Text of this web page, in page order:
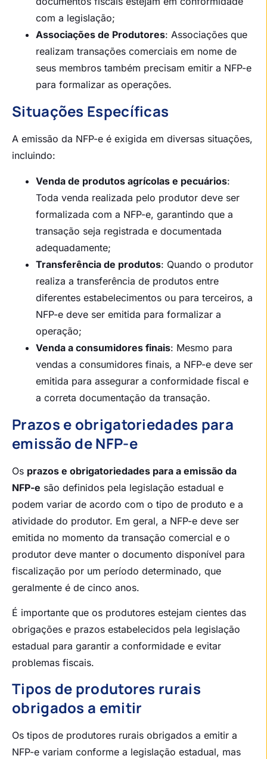
com a legislação;
Associações de Produtores: Associações que
realizam transações comerciais em nome de
seus membros também precisam emitir a NFP-e
para formalizar as operações.
Situações Específicas
A emissão da NFP-e é exigida em diversas situações,
incluindo:
Venda de produtos agrícolas e pecuários:
Toda venda realizada pelo produtor deve ser
formalizada com a NFP-e, garantindo que a
transação seja registrada e documentada
adequadamente;
Transferência de produtos: Quando o produtor
realiza a transferência de produtos entre
diferentes estabelecimentos ou para terceiros, a
NFP-e deve ser emitida para formalizar a
operação;
Venda a consumidores finais: Mesmo para
vendas a consumidores finais, a NFP-e deve ser
emitida para assegurar a conformidade fiscal e
a correta documentação da transação.
Prazos e obrigatoriedades para
emissão de NFP-e
Os prazos e obrigatoriedades para a emissão da
NFP-e são definidos pela legislação estadual e
podem variar de acordo com o tipo de produto e a
atividade do produtor. Em geral, a NFP-e deve ser
emitida no momento da transação comercial e o
produtor deve manter o documento disponível para
fiscalização por um período determinado, que
geralmente é de cinco anos.
É importante que os produtores estejam cientes das
obrigações e prazos estabelecidos pela legislação
estadual para garantir a conformidade e evitar
problemas fiscais.
Tipos de produtores rurais
obrigados a emitir
Os tipos de produtores rurais obrigados a emitir a
NFP-e variam conforme a legislação estadual, mas